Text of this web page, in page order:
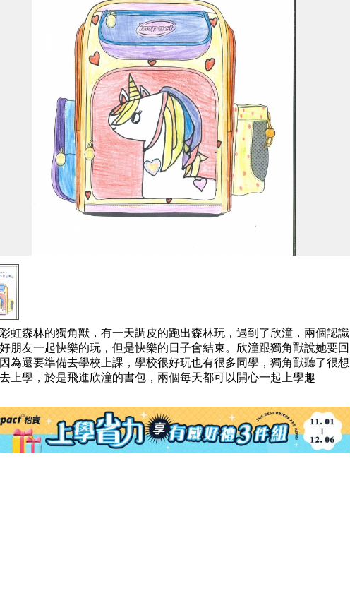
虹森林的獨角獸，有一天調皮的跑出森林玩，遇到了欣潼，兩個認識
朋友一起快樂的玩，但是快樂的日子會結束。欣潼跟獨角獸說她要回
為還要準備去學校上課，學校很好玩也有很多同學，獨角獸聽了很想
上學，於是飛進欣潼的書包，兩個每天都可以開心一起上學趣